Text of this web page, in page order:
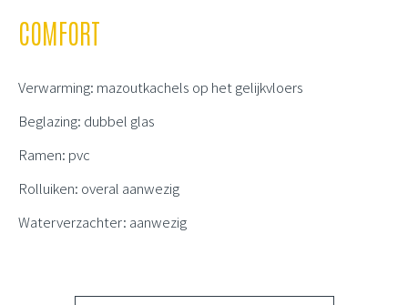
COMFORT
Verwarming: mazoutkachels op het gelijkvloers
Beglazing: dubbel glas
Ramen: pvc
Rolluiken: overal aanwezig
Waterverzachter: aanwezig